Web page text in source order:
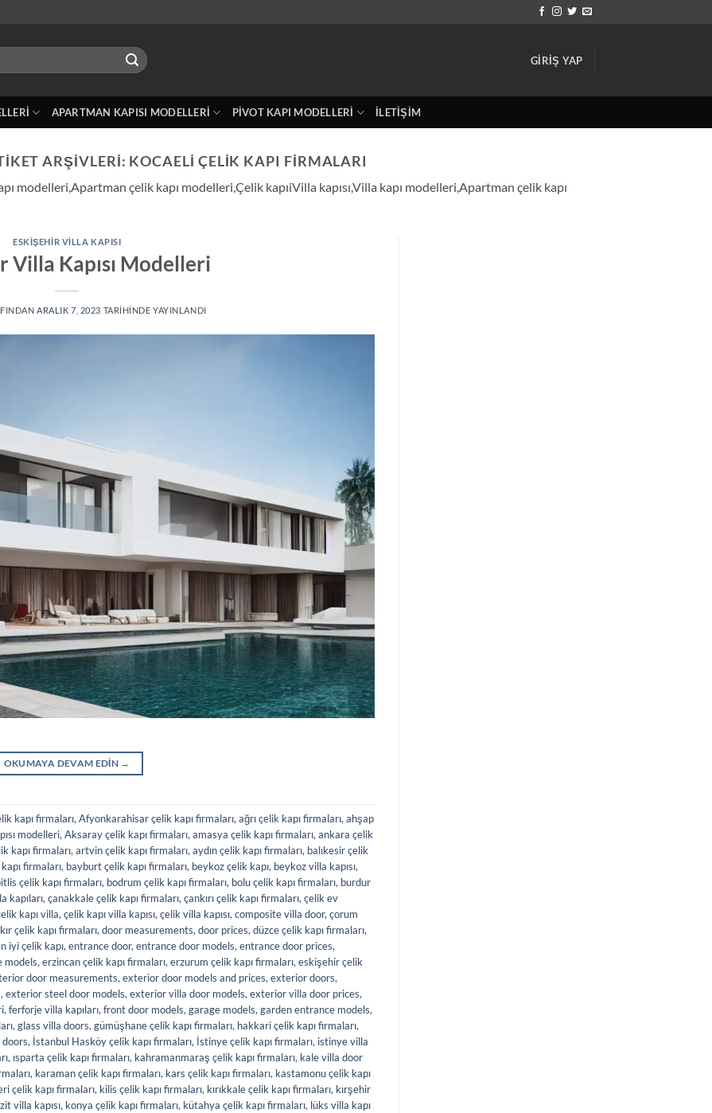
GIRIŞ YAP
APARTMAN KAPISI MODELLERI PIVOT KAPI MODELLERI İLETIŞIM
ARŞIVLERI: KOCAELI ÇELIK KAPI FIRMALARI
modelleri,Apartman çelik kapı modelleri,Çelik kapıiVilla kapısı,Villa kapı modelleri,Apartman çelik kapı
ESKIŞEHIR VILLA KAPISI
Villa Kapısı Modelleri
ARALIK 7, 2023 TARIHINDE YAYINLANDI
OKUMAYA DEVAM EDIN →
kapı firmaları, Afyonkarahisar çelik kapı firmaları, ağrı çelik kapı firmaları, ahşap
modelleri, Aksaray çelik kapı firmaları, amasya çelik kapı firmaları, ankara çelik
kapı firmaları, artvin çelik kapı firmaları, aydın çelik kapı firmaları, balıkesir çelik
firmaları, bayburt çelik kapı firmaları, beykoz çelik kapı, beykoz villa kapısı,
çelik kapı firmaları, bodrum çelik kapı firmaları, bolu çelik kapı firmaları, burdur
kapıları, çanakkale çelik kapı firmaları, çankırı çelik kapı firmaları, çelik ev
kapı villa, çelik kapı villa kapısı, çelik villa kapısı, composite villa door, çorum
çelik kapı firmaları, door measurements, door prices, düzce çelik kapı firmaları,
iyi çelik kapı, entrance door, entrance door models, entrance door prices,
models, erzincan çelik kapı firmaları, erzurum çelik kapı firmaları, eskişehir çelik
door measurements, exterior door models and prices, exterior doors,
, exterior steel door models, exterior villa door models, exterior villa door prices,
, ferforje villa kapıları, front door models, garage models, garden entrance models,
, glass villa doors, gümüşhane çelik kapı firmaları, hakkari çelik kapı firmaları,
, İstanbul Hasköy çelik kapı firmaları, İstinye çelik kapı firmaları, istinye villa
, ısparta çelik kapı firmaları, kahramanmaraş çelik kapı firmaları, kale villa door
, karaman çelik kapı firmaları, kars çelik kapı firmaları, kastamonu çelik kapı
çelik kapı firmaları, kilis çelik kapı firmaları, kırıkkale çelik kapı firmaları, kırşehir
villa kapısı, konya çelik kapı firmaları, kütahya çelik kapı firmaları, lüks villa kapı